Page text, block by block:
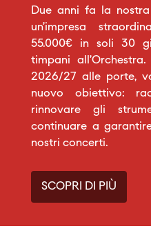
Due anni fa la
un’impresa
55.000€ in soli 30
timpani
2026/27 alle porte,
nuovo obiettivo:
rinnovare gli
continuare a
nostri concerti.
SCOPRI DI PIÙ